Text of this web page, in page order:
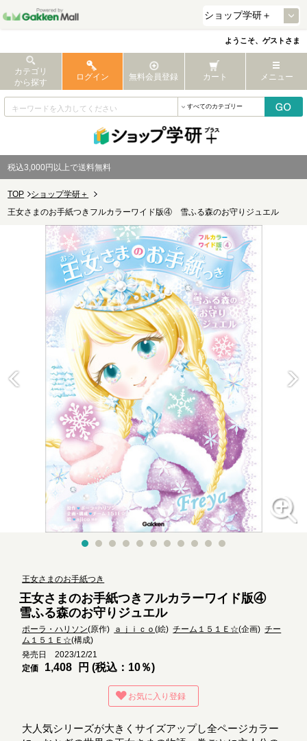
ようこそ、ゲストさま
カテゴリ
から探す
ログイン 無料会員登録 カート メニュー
税込3,000円以上で送料無料
TOP
ショップ学研＋
王女さまのお手紙つきフルカラーワイド版④ 雪ふる森のお守りジュエル
王女さまのお手紙つき
王女さまのお手紙つきフルカラーワイド版④
雪ふる森のお守りジュエル
ポーラ・ハリソン(原作) ａｊｉｃｏ(絵)チーム１５１Ｅ☆(企画)チー
ム１５１Ｅ☆(構成)
発売日 2023/12/21
定価
1,408 円 (税込：10％)
お気に入り登録
大人気シリーズが大きくサイズアップし全ページカラー